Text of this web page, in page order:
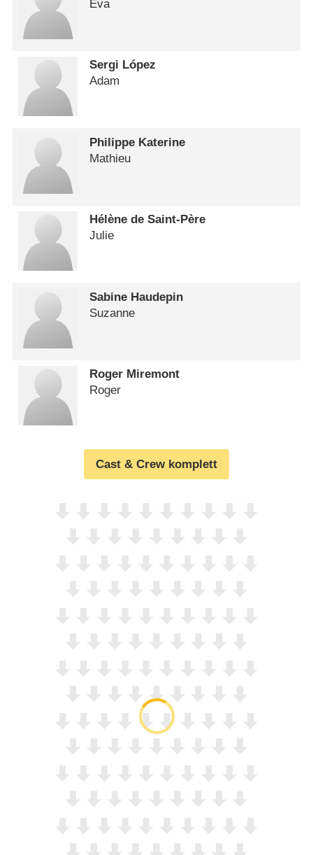
Eva
Sergi López
Adam
Philippe Katerine
Mathieu
Hélène de Saint-Père
Julie
Sabine Haudepin
Suzanne
Roger Miremont
Roger
Cast & Crew komplett